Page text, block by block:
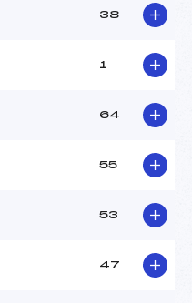
38
1
64
55
53
47